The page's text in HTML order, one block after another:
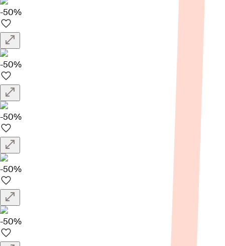
-50%
-50%
-50%
-50%
-50%